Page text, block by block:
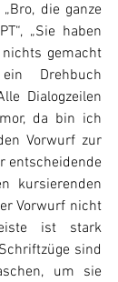
die ganze
„Sie haben
gemacht
Drehbuch
Dialogzeilen
da bin ich
Vorwurf zur
entscheidende
kursierenden
Vorwurf nicht
ist stark
sind
um sie